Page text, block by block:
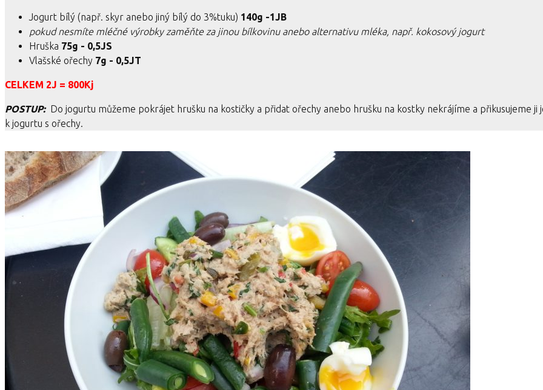
Jogurt bílý (např. skyr anebo jiný bílý do 3%tuku) 140g -1JB
pokud nesmíte mléčné výrobky zaměňte za jinou bílkovinu anebo alternativu mléka, např. kokosový jogurt
Hruška 75g - 0,5JS
Vlašské ořechy 7g - 0,5JT
CELKEM 2J = 800Kj
POSTUP: Do jogurtu můžeme pokrájet hrušku na kostičky a přidat ořechy anebo hrušku na kostky nekrájíme a přikusujeme ji
k jogurtu s ořechy.